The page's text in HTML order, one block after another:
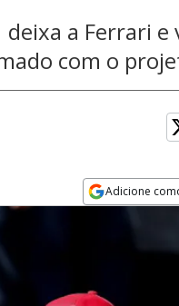
a Ferrari e
com o
Adicione